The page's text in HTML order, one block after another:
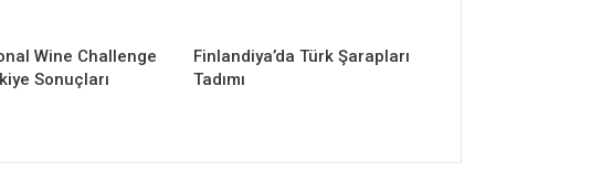
Wine Challenge
Sonuçları
Finlandiya’da Türk Şarapları
Tadımı